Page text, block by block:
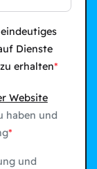
Dienste
erhalten
Website
haben und
und